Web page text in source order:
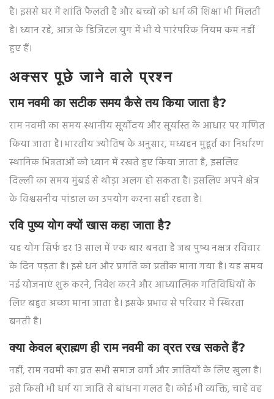
है। इससे घर में शांति फैलती है और बच्चों को धर्म की शिक्षा भी मिलती
है। ध्यान रहे, आज के डिजिटल युग में भी ये पारंपरिक नियम कम नहीं
हुए हैं।
अक्सर पूछे जाने वाले प्रश्न
राम नवमी का सटीक समय कैसे तय किया जाता है?
राम नवमी का समय स्थानीय सूर्योदय और सूर्यास्त के आधार पर गणित
किया जाता है। भारतीय ज्योतिष के अनुसार, मध्यहन मुहूर्त का निर्धारण
स्थानिक भिन्नताओं को ध्यान में रखते हुए किया जाता है, इसलिए
दिल्ली का समय मुंबई से थोड़ा अलग हो सकता है। इसलिए अपने क्षेत्र
के विश्वसनीय पांडाल का उपयोग करना सही रहता है।
रवि पुष्य योग क्यों खास कहा जाता है?
यह योग सिर्फ हर 13 साल में एक बार बनता है जब पुष्य नक्षत्र रविवार
के दिन पड़ता है। इसे धन और प्रगति का प्रतीक माना गया है। यह समय
नई योजनाएं शुरू करने, निवेश करने और आध्यात्मिक गतिविधियों के
लिए बहुत अच्छा माना जाता है। इसके प्रभाव से परिवार में स्थिरता
बनती है।
क्या केवल ब्राह्मण ही राम नवमी का व्रत रख सकते हैं?
नहीं, राम नवमी का व्रत सभी समाज वर्गों और जातियों के लिए खुला है।
इसे किसी भी धर्म या जाति से बांधना गलत है। कोई भी व्यक्ति, चाहे वह